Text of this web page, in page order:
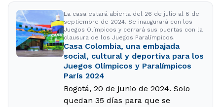
La casa estará abierta del 26 de julio al 8 de
septiembre de 2024. Se inaugurará con los
Juegos Olímpicos y cerrará sus puertas con la
clausura de los Juegos Paralímpicos.
Casa Colombia, una embajada
social, cultural y deportiva para los
Juegos Olímpicos y Paralímpicos
París 2024
Bogotá, 20 de junio de 2024. Solo
quedan 35 días para que se